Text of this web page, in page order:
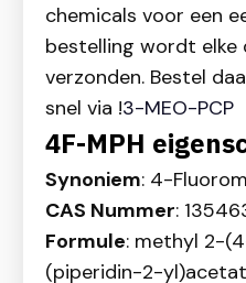
chemicals voor een
bestelling wordt elke
verzonden. Bestel
snel via !3-MEO-PCP
4F-MPH
Synoniem: 4-
CAS Nummer:
Formule: methyl 2-
(piperidin-2-